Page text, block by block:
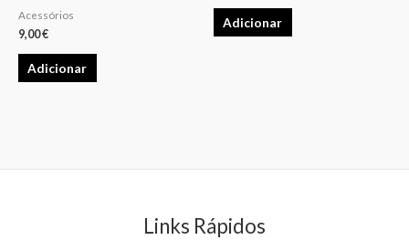
Acessórios
9,00€
Adicionar
Adicionar
Links Rápidos